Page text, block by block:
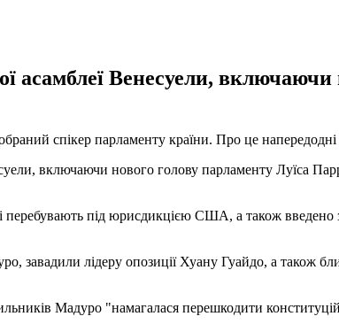
асамблеї Венесуели, включаючи
спікер парламенту країни. Про це напередодні
включаючи нового голову парламенту Луїса
і перебувають під юрисдикцією США, а також
завадили лідеру опозиції Хуану Гуайдо, а також
Мадуро "намагалася перешкодити